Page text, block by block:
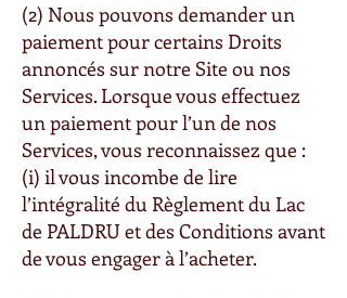
(2) Nous pouvons demander un
paiement pour certains Droits
annoncés sur notre Site ou nos
Services. Lorsque vous effectuez
un paiement pour l’un de nos
Services, vous reconnaissez que :
(i) il vous incombe de lire
l’intégralité du Règlement du Lac
de PALDRU et des Conditions avant
de vous engager à l’acheter.